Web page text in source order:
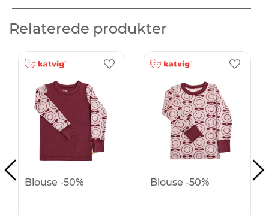
Relaterede produkter
Blouse -50% Blouse -50%